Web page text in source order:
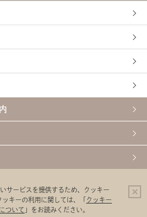
て
各種規約・方針
【定期購入】特定商取引法に基づく表示
サービスを提供するため、クッキー
ッキーの利用に関しては、「 クッキー
ついて 」をお読みください。